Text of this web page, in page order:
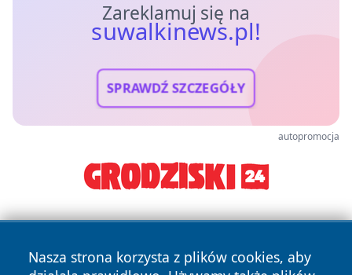
Zareklamuj się na
suwalkinews.pl!
SPRAWDŹ SZCZEGÓŁY
autopromocja
Nasza strona korzysta z plików cookies, aby